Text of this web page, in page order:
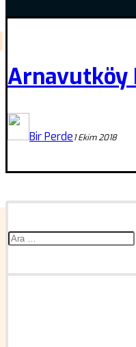
Arnavutköy
Bir Perde1 Ekim 2018
Arama: